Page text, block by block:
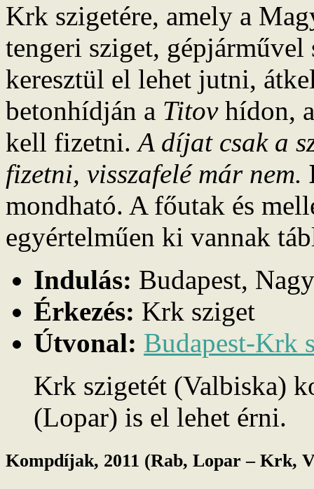
Krk szigetére, amely a
tengeri sziget,
keresztül el lehet jutni,
betonhídján a Titovhídon,
kell fizetni.A díjat csak a
fizetni, visszafelé már nem.
mondható. A főutak és
egyértelműen ki vannak
Indulás: Budapest,
Érkezés: Krk sziget
Útvonal: Budapest-Krk
Krk szigetét (Valbiska)
(Lopar) is el lehet érni.
Kompdíjak, 2011 (Rab, Lopar – Krk,